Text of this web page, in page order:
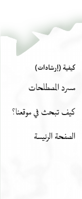
كيفية (إرشادات)
مسرد المصطلحات
كيف تبحث في موقعنا؟
الصفحة الرئيسة